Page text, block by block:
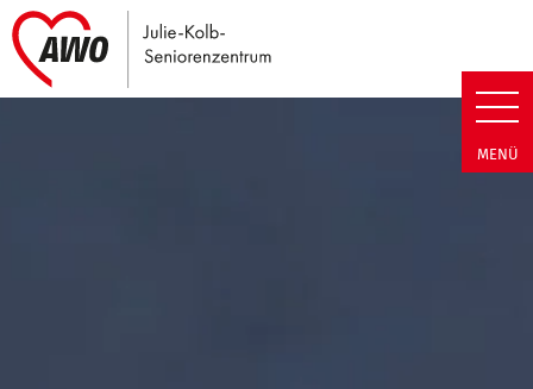
Julie-Kolb-Seniorenzentrum |
MENÜ